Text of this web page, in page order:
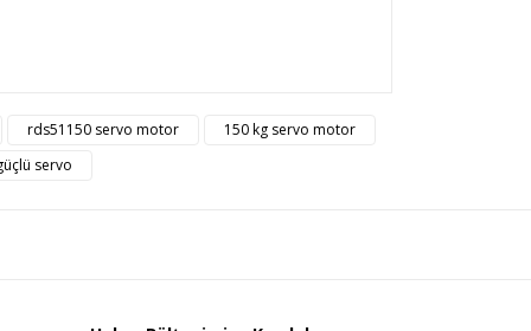
gördüğünüz noktaları öneri formunu kullanarak
rds51150 servo motor
150 kg servo motor
servo